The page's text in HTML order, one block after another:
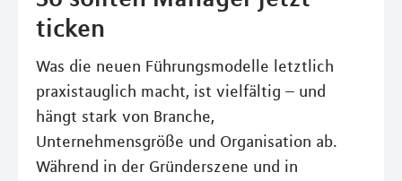
ticken
Was die neuen Führungsmodelle letztlich
praxistauglich macht, ist vielfältig – und
hängt stark von Branche,
Unternehmensgröße und Organisation ab.
Während in der Gründerszene und in